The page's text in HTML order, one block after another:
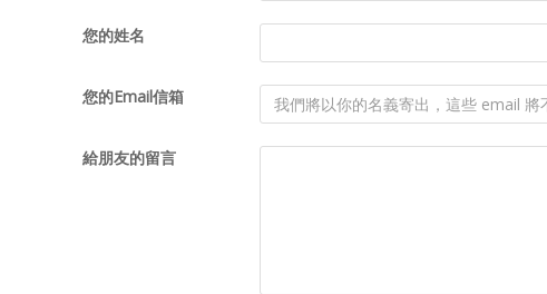
您的姓名
您的Email信箱
給朋友的留言